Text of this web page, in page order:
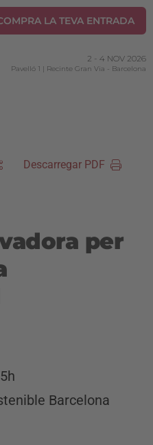
LA TEVA ENTRADA
2 - 4 NOV 2026
Pavelló 1 | Recinte Gran Via - Barcelona
Descarregar PDF
per
Barcelona